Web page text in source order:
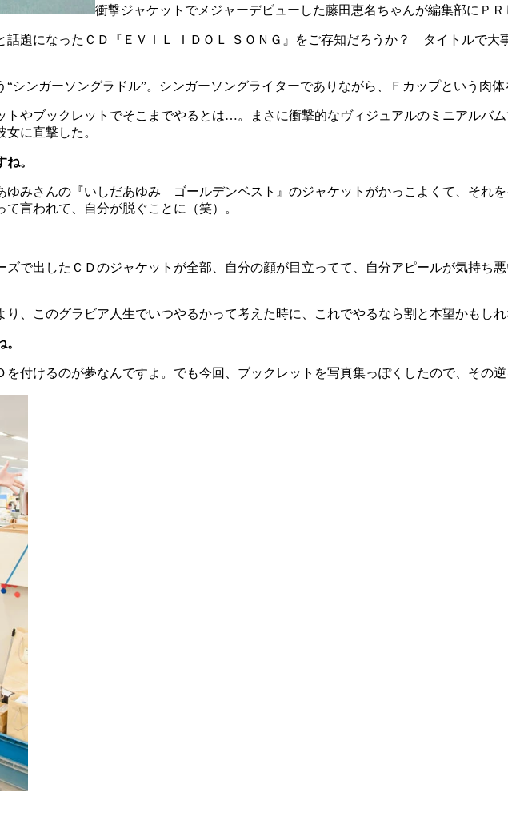
衝撃ジャケットでメジャーデビューした藤田恵名ちゃんが編集部にＰＲ
話題になったＣＤ『ＥＶＩＬ ＩＤＯＬ ＳＯＮＧ』をご存知だろうか？ タイトルで
“シンガーソングラドル”。シンガーソングライターでありながら、Ｆカップという肉
トやブックレットでそこまでやるとは…。まさに衝撃的なヴィジュアルのミニアル
に直撃した。
。
みさんの『いしだあゆみ ゴールデンベスト』のジャケットがかっこよくて、それ
言われて、自分が脱ぐことに（笑）。
で出したＣＤのジャケットが全部、自分の顔が目立ってて、自分アピールが気持ち
、このグラビア人生でいつやるかって考えた時に、これでやるなら割と本望かもしれ
付けるのが夢なんですよ。でも今回、ブックレットを写真集っぽくしたので、その逆